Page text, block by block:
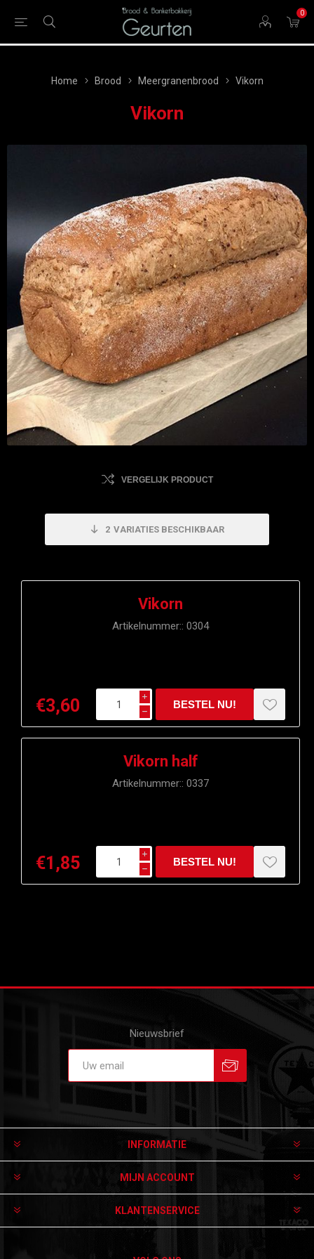
0
Home Brood Meergranenbrood Vikorn
Vikorn
VERGELIJK PRODUCT
2 VARIATIES BESCHIKBAAR
Vikorn
Artikelnummer:: 0304
€3,60 i
h
Vikorn half
Artikelnummer:: 0337
€1,85 i
h
Nieuwsbrief
INFORMATIE
MIJN ACCOUNT
KLANTENSERVICE